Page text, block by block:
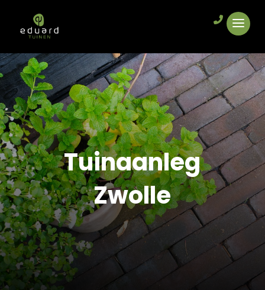
Tuinaanleg
Zwolle